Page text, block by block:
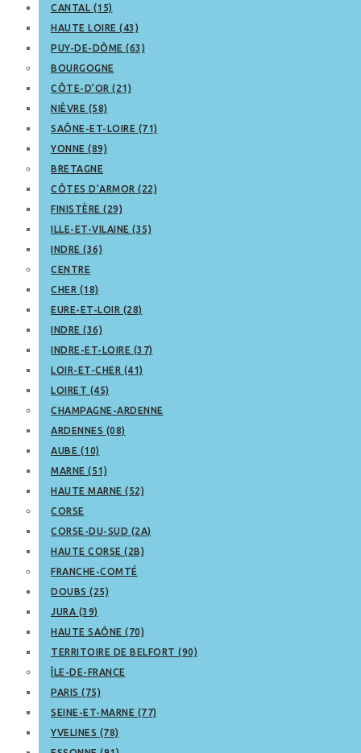
CANTAL (15)
HAUTE LOIRE (43)
PUY-DE-DÔME (63)
BOURGOGNE
CÔTE-D’OR (21)
NIÈVRE (58)
SAÔNE-ET-LOIRE (71)
YONNE (89)
BRETAGNE
CÔTES D’ARMOR (22)
FINISTÈRE (29)
ILLE-ET-VILAINE (35)
INDRE (36)
CENTRE
CHER (18)
EURE-ET-LOIR (28)
INDRE (36)
INDRE-ET-LOIRE (37)
LOIR-ET-CHER (41)
LOIRET (45)
CHAMPAGNE-ARDENNE
ARDENNES (08)
AUBE (10)
MARNE (51)
HAUTE MARNE (52)
CORSE
CORSE-DU-SUD (2A)
HAUTE CORSE (2B)
FRANCHE-COMTÉ
DOUBS (25)
JURA (39)
HAUTE SAÔNE (70)
TERRITOIRE DE BELFORT (90)
ÎLE-DE-FRANCE
PARIS (75)
SEINE-ET-MARNE (77)
YVELINES (78)